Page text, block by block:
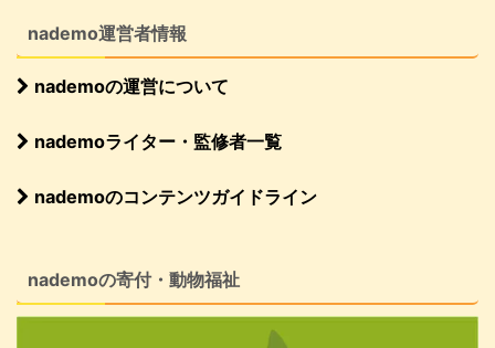
nademo運営者情報
nademoの運営について
nademoライター・監修者一覧
nademoのコンテンツガイドライン
nademoの寄付・動物福祉